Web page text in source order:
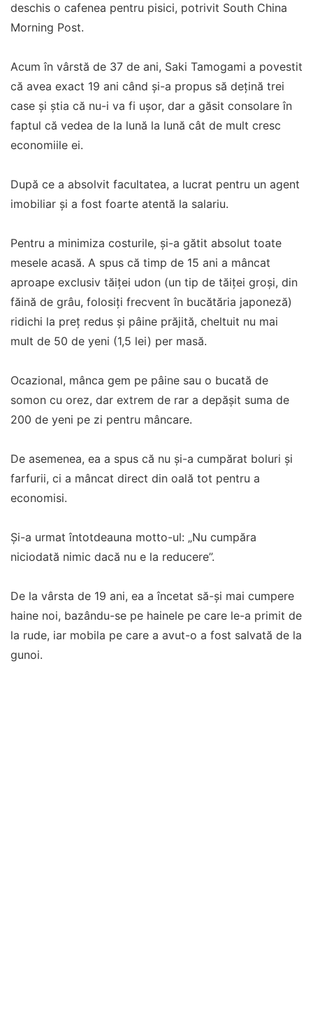
deschis o cafenea pentru pisici, potrivit South China
Morning Post.
Acum în vârstă de 37 de ani, Saki Tamogami a povestit
că avea exact 19 ani când și-a propus să dețină trei
case și știa că nu-i va fi ușor, dar a găsit consolare în
faptul că vedea de la lună la lună cât de mult cresc
economiile ei.
După ce a absolvit facultatea, a lucrat pentru un agent
imobiliar și a fost foarte atentă la salariu.
Pentru a minimiza costurile, și-a gătit absolut toate
mesele acasă. A spus că timp de 15 ani a mâncat
aproape exclusiv tăiței udon (un tip de tăiței groși, din
făină de grâu, folosiți frecvent în bucătăria japoneză)
ridichi la preț redus și pâine prăjită, cheltuit nu mai
mult de 50 de yeni (1,5 lei) per masă.
Ocazional, mânca gem pe pâine sau o bucată de
somon cu orez, dar extrem de rar a depășit suma de
200 de yeni pe zi pentru mâncare.
De asemenea, ea a spus că nu și-a cumpărat boluri și
farfurii, ci a mâncat direct din oală tot pentru a
economisi.
Și-a urmat întotdeauna motto-ul: „Nu cumpăra
niciodată nimic dacă nu e la reducere”.
De la vârsta de 19 ani, ea a încetat să-și mai cumpere
haine noi, bazându-se pe hainele pe care le-a primit de
la rude, iar mobila pe care a avut-o a fost salvată de la
gunoi.